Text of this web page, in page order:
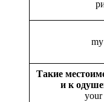
Такие
и к
your